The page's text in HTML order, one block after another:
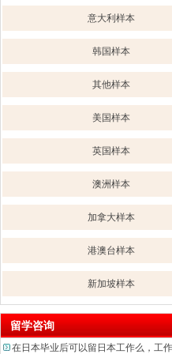
意大利样本
韩国样本
其他样本
美国样本
英国样本
澳洲样本
加拿大样本
港澳台样本
新加坡样本
留学咨询
在日本毕业后可以留日本工作么，工